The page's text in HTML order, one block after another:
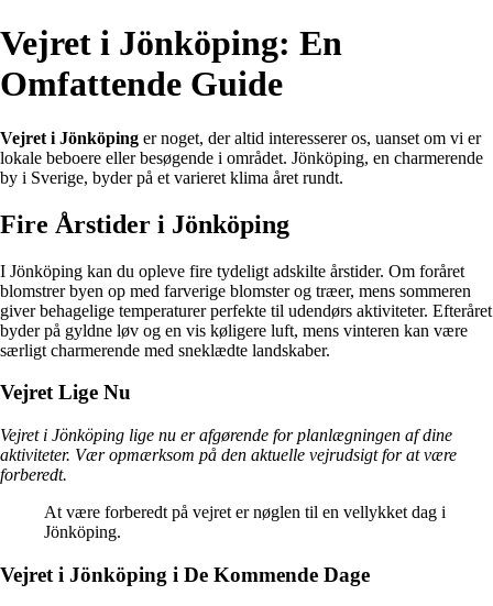
Vejret i Jönköping: En
Omfattende Guide
Vejret i Jönköping er noget, der altid interesserer os, uanset om vi er
lokale beboere eller besøgende i området. Jönköping, en charmerende
by i Sverige, byder på et varieret klima året rundt.
Fire Årstider i Jönköping
I Jönköping kan du opleve fire tydeligt adskilte årstider. Om foråret
blomstrer byen op med farverige blomster og træer, mens sommeren
giver behagelige temperaturer perfekte til udendørs aktiviteter. Efteråret
byder på gyldne løv og en vis køligere luft, mens vinteren kan være
særligt charmerende med sneklædte landskaber.
Vejret Lige Nu
Vejret i Jönköping lige nu er afgørende for planlægningen af dine
aktiviteter. Vær opmærksom på den aktuelle vejrudsigt for at være
forberedt.
At være forberedt på vejret er nøglen til en vellykket dag i
Jönköping.
Vejret i Jönköping i De Kommende Dage